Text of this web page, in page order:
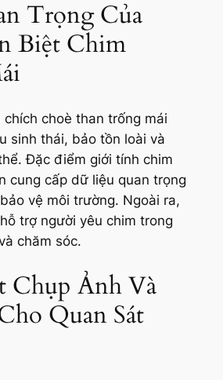
Trọng Của
Biệt Chim
chích choè than trống mái
sinh thái, bảo tồn loài và
Đặc điểm giới tính chim
cung cấp dữ liệu quan trọng
vệ môi trường. Ngoài ra,
trợ người yêu chim trong
chăm sóc.
Chụp Ảnh Và
Quan Sát